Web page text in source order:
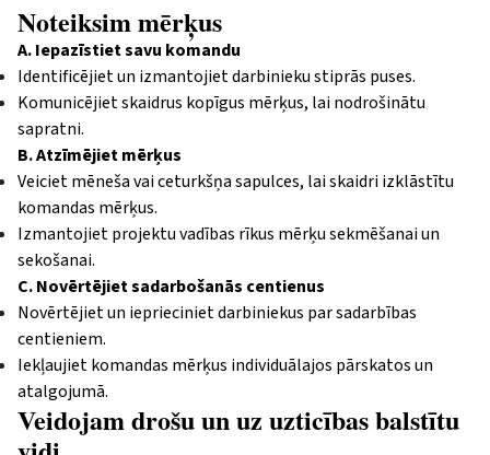
Noteiksim mērķus
A. Iepazīstiet savu komandu
Identificējiet un izmantojiet darbinieku stiprās puses.
Komunicējiet skaidrus kopīgus mērķus, lai nodrošinātu
sapratni.
B. Atzīmējiet mērķus
Veiciet mēneša vai ceturkšņa sapulces, lai skaidri izklāstītu
komandas mērķus.
Izmantojiet projektu vadības rīkus mērķu sekmēšanai un
sekošanai.
C. Novērtējiet sadarbošanās centienus
Novērtējiet un ieprieciniet darbiniekus par sadarbības
centieniem.
Iekļaujiet komandas mērķus individuālajos pārskatos un
atalgojumā.
Veidojam drošu un uz uzticības balstītu